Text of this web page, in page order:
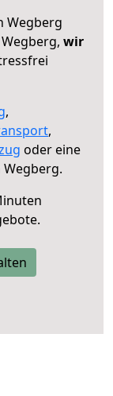
Wegberg
wir
,
,
oder eine